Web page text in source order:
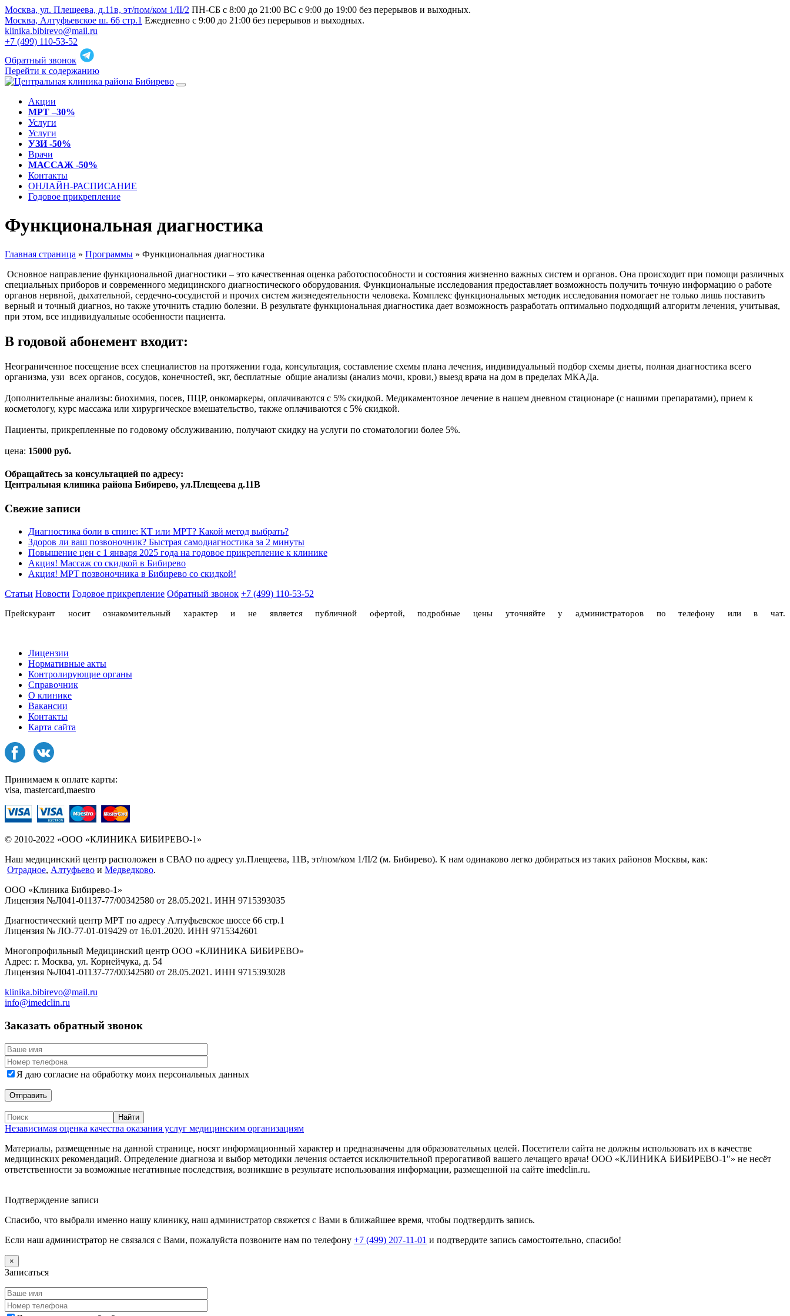
Москва, ул. Плещеева, д.11в, эт/пом/ком 1/II/2 ПН-СБ с 8:00 до 21:00 ВС с 9:00 до 19:00 без перерывов и выходных.
Москва, Алтуфьевское ш. 66 стр.1 Ежедневно с 9:00 до 21:00 без перерывов и выходных.
klinika.bibirevo@mail.ru
+7 (499) 110-53-52
Обратный звонок
Перейти к содержанию
Акции
МРТ –30%
Услуги
Услуги
УЗИ -50%
Врачи
МАССАЖ -50%
Контакты
ОНЛАЙН-РАСПИСАНИЕ
Годовое прикрепление
Функциональная диагностика
Главная страница » Программы » Функциональная диагностика
Основное направление функциональной диагностики – это качественная оценка работоспособности и состояния жизненно важных систем и органов. Она происходит при помощи различных
специальных приборов и современного медицинского диагностического оборудования. Функциональные исследования предоставляет возможность получить точную информацию о работе
органов нервной, дыхательной, сердечно-сосудистой и прочих систем жизнедеятельности человека. Комплекс функциональных методик исследования помогает не только лишь поставить
верный и точный диагноз, но также уточнить стадию болезни. В результате функциональная диагностика дает возможность разработать оптимально подходящий алгоритм лечения, учитывая,
при этом, все индивидуальные особенности пациента.
В годовой абонемент входит:
Неограниченное посещение всех специалистов на протяжении года, консультация, составление схемы плана лечения, индивидуальный подбор схемы диеты, полная диагностика всего
организма, узи всех органов, сосудов, конечностей, экг, бесплатные общие анализы (анализ мочи, крови,) выезд врача на дом в пределах МКАДа.
Дополнительные анализы: биохимия, посев, ПЦР, онкомаркеры, оплачиваются с 5% скидкой. Медикаментозное лечение в нашем дневном стационаре (с нашими препаратами), прием к
косметологу, курс массажа или хирургическое вмешательство, также оплачиваются с 5% скидкой.
Пациенты, прикрепленные по годовому обслуживанию, получают скидку на услуги по стоматологии более 5%.
цена: 15000 руб.
Обращайтесь за консультацией по адресу:
Центральная клиника района Бибирево, ул.Плещеева д.11В
Свежие записи
Диагностика боли в спине: КТ или МРТ? Какой метод выбрать?
Здоров ли ваш позвоночник? Быстрая самодиагностика за 2 минуты
Повышение цен с 1 января 2025 года на годовое прикрепление к клинике
Акция! Массаж со скидкой в Бибирево
Акция! МРТ позвоночника в Бибирево со скидкой!
Статьи Новости Годовое прикрепление Обратный звонок +7 (499) 110-53-52
Прейскурант носит ознакомительный характер и не является публичной офертой, подробные цены уточняйте у администраторов по телефону или в чат.
Лицензии
Нормативные акты
Контролирующие органы
Справочник
О клинике
Вакансии
Контакты
Карта сайта
Принимаем к оплате карты:
visa, mastercard,maestro
© 2010-2022 «ООО «КЛИНИКА БИБИРЕВО-1»
Наш медицинский центр расположен в СВАО по адресу ул.Плещеева, 11В, эт/пом/ком 1/II/2 (м. Бибирево). К нам одинаково легко добираться из таких районов Москвы, как:
Отрадное, Алтуфьево и Медведково.
ООО «Клиника Бибирево-1»
Лицензия №Л041-01137-77/00342580 от 28.05.2021. ИНН 9715393035
Диагностический центр МРТ по адресу Алтуфьевское шоссе 66 стр.1
Лицензия № ЛО-77-01-019429 от 16.01.2020. ИНН 9715342601
Многопрофильный Медицинский центр ООО «КЛИНИКА БИБИРЕВО»
Адрес: г. Москва, ул. Корнейчука, д. 54
Лицензия №Л041-01137-77/00342580 от 28.05.2021. ИНН 9715393028
klinika.bibirevo@mail.ru
info@imedclin.ru
Заказать обратный звонок
Я даю согласие на обработку моих персональных данных
Независимая оценка качества оказания услуг медицинским организациям
Материалы, размещенные на данной странице, носят информационный характер и предназначены для образовательных целей. Посетители сайта не должны использовать их в качестве
медицинских рекомендаций. Определение диагноза и выбор методики лечения остается исключительной прерогативой вашего лечащего врача! ООО «КЛИНИКА БИБИРЕВО-1"» не несёт
ответственности за возможные негативные последствия, возникшие в результате использования информации, размещенной на сайте imedclin.ru.
Подтверждение записи
Спасибо, что выбрали именно нашу клинику, наш администратор свяжется с Вами в ближайшее время, чтобы подтвердить запись.
Если наш администратор не связался с Вами, пожалуйста позвоните нам по телефону +7 (499) 207-11-01 и подтвердите запись самостоятельно, спасибо!
×
Записаться